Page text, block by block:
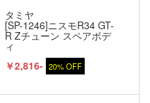
タミヤ
[SP-1246]ニスモR34 GT-
R Zチューン スペアボデ
ィ
￥2,816- 20% OFF